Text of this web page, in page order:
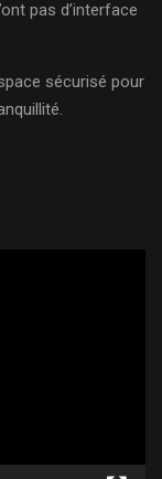
pas d’interface
sécurisé pour